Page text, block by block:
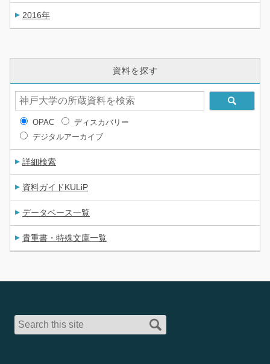
2016年
資料を探す
OPAC
ディスカバリー
デジタルアーカイブ
詳細検索
資料ガイドKULiP
データベース一覧
貴重書・特殊文庫一覧